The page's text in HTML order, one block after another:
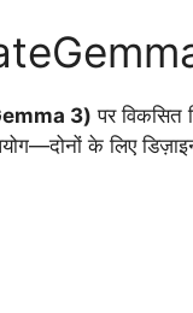
3) पर विकसित
के लिए